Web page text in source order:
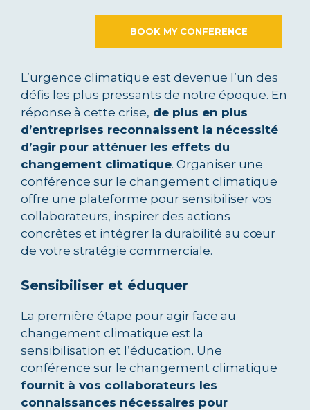
BOOK MY CONFERENCE
L’urgence climatique est devenue l’un des
défis les plus pressants de notre époque. En
réponse à cette crise, de plus en plus
d’entreprises reconnaissent la nécessité
d’agir pour atténuer les effets du
changement climatique. Organiser une
conférence sur le changement climatique
offre une plateforme pour sensibiliser vos
collaborateurs, inspirer des actions
concrètes et intégrer la durabilité au cœur
de votre stratégie commerciale.
Sensibiliser et éduquer
La première étape pour agir face au
changement climatique est la
sensibilisation et l’éducation. Une
conférence sur le changement climatique
fournit à vos collaborateurs les
connaissances nécessaires pour